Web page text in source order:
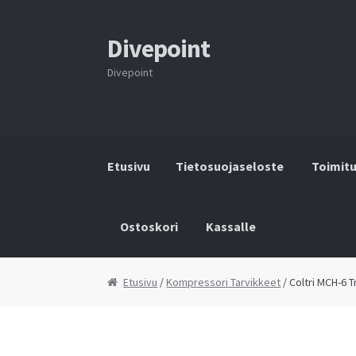
Siirry
navigointiin
Siirry
sisältöön
Divepoint
Divepoint
Etusivu Tietosuojaseloste
Ostoskori Kassalle
EtusivuTietosuojaseloste Toimitusehdot
Etusivu /Kompressori Tarvikkeet / Coltri MCH-6